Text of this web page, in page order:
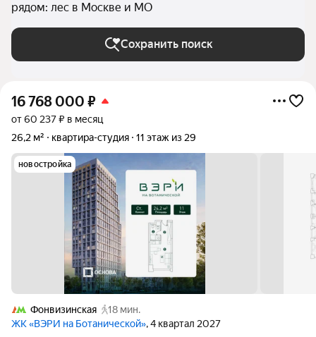
рядом: лес в Москве и МО
Сохранить поиск
16 768 000 ₽
от 60 237 ₽ в месяц
26,2 м²
квартира-студия 11 этаж из 29
новостройка
Фонвизинская
18 мин.
ЖК «ВЭРИ на Ботанической», 4 квартал 2027